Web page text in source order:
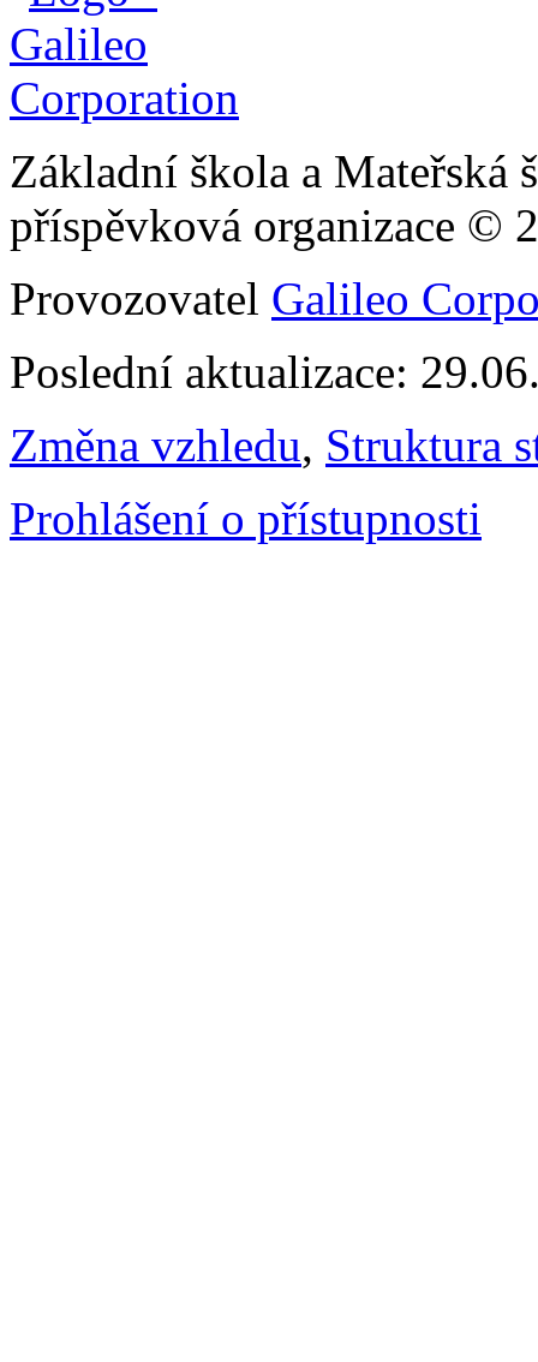
Základní škola a Mateřská
příspěvková organizace ©
Provozovatel Galileo
Poslední aktualizace:
Změna vzhledu, Struktura
Prohlášení o přístupnosti